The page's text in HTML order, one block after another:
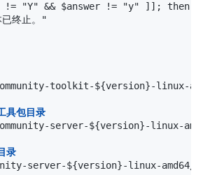
"Y" && $answer != "y" ]]; then
终止。"
toolkit-${version}-linux-
具包目录
server-${version}-linux-
录
server-${version}-linux-amd64/